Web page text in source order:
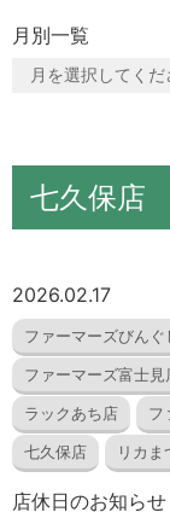
月別一覧
七久保店
2026.02.17
ファーマーズびんぐ
ファーマーズ富士見
ラックあち店
フ
七久保店
リカま
店休日のお知らせ